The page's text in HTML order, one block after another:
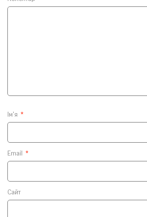
Ім'я *
Email *
Сайт